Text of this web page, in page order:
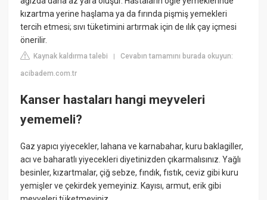
kızartma yerine haşlama ya da fırında pişmiş yemekleri
tercih etmesi; sıvı tüketimini artırmak için de ılık çay içmesi
önerilir.
Kaynak kaldırma talebi |Cevabın tamamını burada okuyun:
acibadem.com.tr
Kanser hastaları hangi meyveleri
yememeli?
Gaz yapıcı yiyecekler, lahana ve karnabahar, kuru baklagiller,
acı ve baharatlı yiyecekleri diyetinizden çıkarmalısınız. Yağlı
besinler, kızartmalar, çiğ sebze, fındık, fıstık, ceviz gibi kuru
yemişler ve çekirdek yemeyiniz. Kayısı, armut, erik gibi